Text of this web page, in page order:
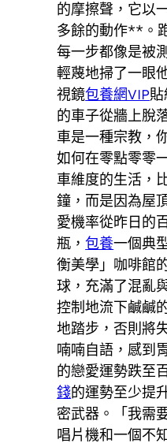
的摩擦聲，它以
多餘的動作**。
每一步都像是被
輕蔑地掃了一眼
視鏡包養網VIP
的車子從牆上脫
車是一種宗教，
如何在零點零零
車維度的生活，
鐘，而是因為屋
愛機率從昨日的
瓶，包養一個典
衡美學」咖啡館
球，充滿了混亂
控制地流下鹹鹹
地踏步，否則將
喃喃自語，感到
的戀愛運勢跌至
錢的運勢至少提
密武器。「我需
唱片機和一個不